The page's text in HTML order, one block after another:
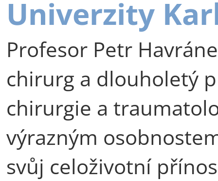
Univerzity
Profesor Petr
chirurg a dlouholetý
chirurgie a
výrazným
svůj celoživotní